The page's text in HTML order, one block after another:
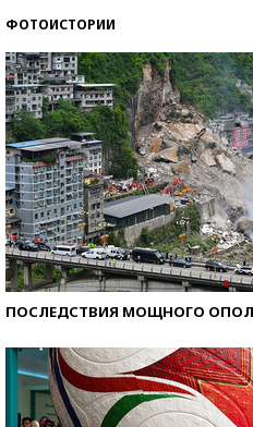
ФОТОИСТОРИИ
ПОСЛЕДСТВИЯ МОЩНОГО